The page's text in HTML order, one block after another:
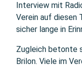
Interview mit
Verein auf diesen
sicher lange in
Zugleich betonte
Brilon. Viele im